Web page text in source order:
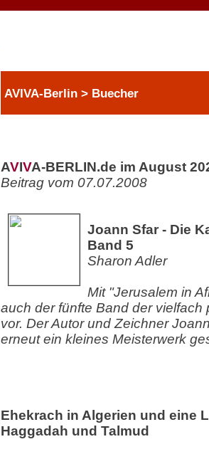
AVIVA-Berlin > Buecher
AVIVA-BERLIN.de im August
Beitrag vom 07.07.2008
Joann Sfar - Die
Band 5
Sharon Adler
Mit "Jerusalem in
auch der fünfte Band der vielfach
vor. Der Autor und Zeichner
erneut ein kleines Meisterwerk
Ehekrach in Algerien und eine
Haggadah und Talmud